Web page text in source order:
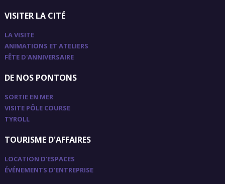
VISITER LA CITÉ
LA VISITE
ANIMATIONS ET ATELIERS
FÊTE D'ANNIVERSAIRE
DE NOS PONTONS
SORTIE EN MER
VISITE PÔLE COURSE
TYROLL
TOURISME D'AFFAIRES
LOCATION D'ESPACES
ÉVÉNEMENTS D'ENTREPRISE